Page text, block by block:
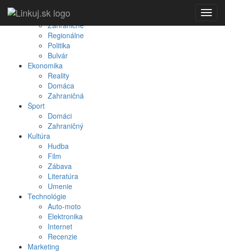
Domáce
Zahraničné
Regionálne
Politika
Bulvár
Ekonomika
Reality
Domáca
Zahraničná
Šport
Domáci
Zahraničný
Kultúra
Hudba
Film
Zábava
Literatúra
Umenie
Technológie
Auto-moto
Elektronika
Internet
Recenzie
Marketing